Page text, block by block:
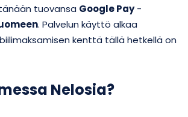
tuovansa Google Pay-
. Palvelun käyttö alkaa
kenttä tällä hetkellä on
Nelosia?